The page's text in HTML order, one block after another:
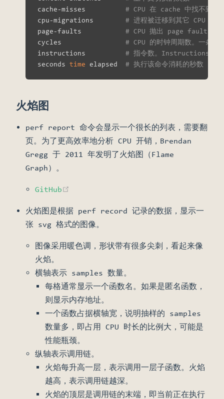
cache-misses # CPU 在 cache 中找不到需
cpu-migrations # 进程被迁移到其它 CPU 上
page-faults # CPU 抛出 page fault 异
cycles # CPU 的时钟周期数。一条
instructions # 指令数。Instructions/
seconds time elapsed # 执行该命令消耗的秒数
火焰图
perf report 命令会显示一个很长的列表，需要翻
页。为了更高效率地分析 CPU 开销，Brendan
Gregg 于 2011 年发明了火焰图（Flame
Graph）。
GitHub
火焰图是根据 perf record 记录的数据，显示一
张 svg 格式的图像。
图像采用暖色调，形状带有很多尖刺，看起来像
火焰。
横轴表示 samples 数量。
每格通常显示一个函数名。如果是匿名函数，
则显示内存地址。
一个函数占据横轴宽，说明抽样的 samples
数量多，即占用 CPU 时长的比例大，可能是
性能瓶颈。
纵轴表示调用链。
火焰每升高一层，表示调用一层子函数。火焰
越高，表示调用链越深。
火焰的顶层是调用链的末端，即当前正在执行